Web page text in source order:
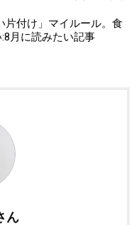
付け」マイルール。食
月に読みたい記事
ん